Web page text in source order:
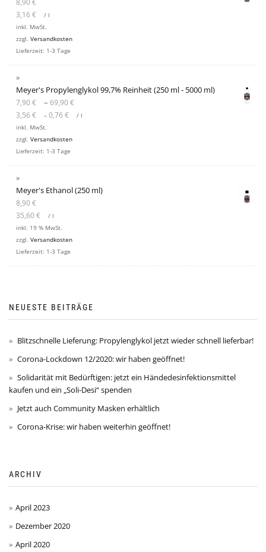
8,90€
3,16€ / l
inkl. MwSt.
zzgl. Versandkosten
Lieferzeit: 1-3 Tage
Meyer's Propylenglykol 99,7% Reinheit (250 ml - 5000 ml)
7,90€ – 69,90€
3,56€ – 0,76€ / l
inkl. MwSt.
zzgl. Versandkosten
Lieferzeit: 1-3 Tage
Meyer's Ethanol (250 ml)
8,90€
35,60€ / l
inkl. 19 % MwSt.
zzgl. Versandkosten
Lieferzeit: 1-3 Tage
NEUESTE BEITRÄGE
Blitzschnelle Lieferung: Propylenglykol jetzt wieder schnell lieferbar!
Corona-Lockdown 12/2020: wir haben geöffnet!
Solidarität mit Bedürftigen: jetzt ein Händedesinfektionsmittel
kaufen und ein „Soli-Desi“ spenden
Jetzt auch Community Masken erhältlich
Corona-Krise: wir haben weiterhin geöffnet!
ARCHIV
April 2023
Dezember 2020
April 2020